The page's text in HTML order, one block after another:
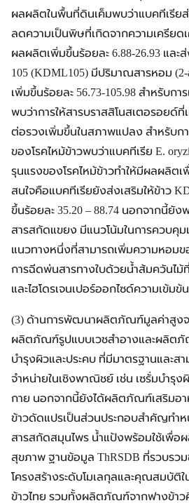
ผลผลิตในพื้นที่ดินเค็มพบว่าแบคทีเรีย
ลดความเป็นพิษที่เกิดจากความเครียดเ
ผลผลิตเพิ่มขึ้นร้อยละ 6.88-26.93 และ
105 (KDML105) มีปริมาณสารหอม (2-
เพิ่มขึ้นร้อยละ 56.73-105.98 สำหรับก
พบว่าการให้สารบราสสิโนสเตอรอยด์ที่
ต่อรวงเพิ่มขึ้นในสภาพแปลง สำหรับก
ของโรคไหม้ข้าวพบว่าแบคทีเรีย E.
รุนแรงของโรคไหม้ข้าวทำให้มีผลผลิตเ
สนใจคือแบคทีเรียยังส่งเสริมให้ข้าว
ขึ้นร้อยละ 35.20 – 88.74 นอกจากนี้ยัง
สารสกัดแขยง มีแนวโน้มในการควบคุ
แนวทางหนึ่งที่สามารถเพิ่มความหอมข
การฉีดพ่นสารทางใบด้วยน้ำส้มควันไม้
และไฮโดรเจนเปอร์ออกไซด์ความเข้มข้
(3) ด้านการพัฒนาผลิตภัณฑ์มูลค่าสูง
ผลิตภัณฑ์รูปแบบเวชสำอางและผลิตภั
บำรุงผิวและประคบ ที่มีมาตรฐานและส
จำหน่ายในเชิงพาณิชย์ เช่น เซรั่มบำรุง
กาย นอกจากนี้ยังได้ผลิตภัณฑ์เสริมอา
ข้าวดัดแปรเป็นส่วนประกอบสำคัญทำห
สารสกัดสมุนไพร น้ำแป้งพร้อมใช้เพื่อ
สุขภาพ ฐานข้อมูล ThRSDB ที่รวบรว
โครงสร้างระดับโมเลกุลและคุณสมบัติใ
ข้าวไทย รวมทั้งผลิตภัณฑ์จากฟางข้าว